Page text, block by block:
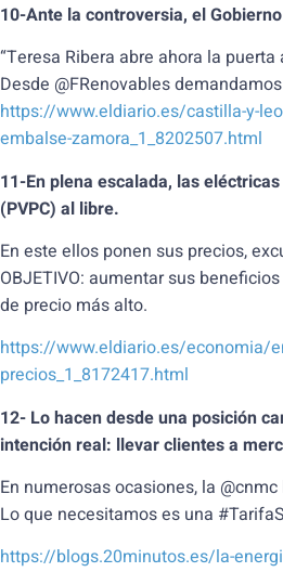
10-Ante la controversia, el
“Teresa Ribera abre ahora la
Desde @FRenovables
https://www.eldiario.es/castilla-y-
embalse-zamora_1_8202507.html
11-En plena escalada, las
(PVPC) al libre.
En este ellos ponen sus precios,
OBJETIVO: aumentar sus
de precio más alto.
https://www.eldiario.es/economia/
precios_1_8172417.html
12- Lo hacen desde una posición
intención real: llevar clientes a
En numerosas ocasiones, la
Lo que necesitamos es una
https://blogs.20minutos.es/la-